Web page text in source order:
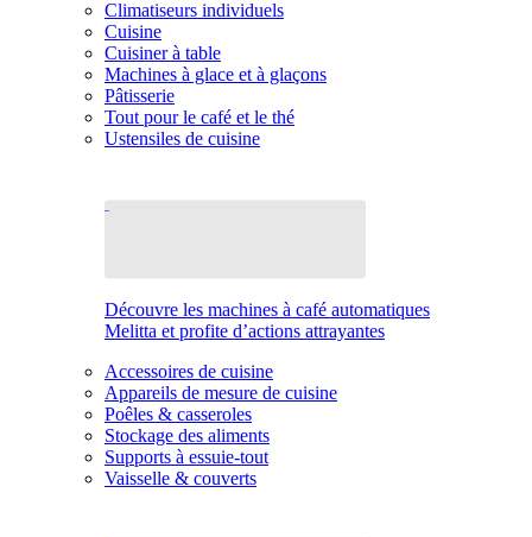
Climatiseurs individuels
Cuisine
Cuisiner à table
Machines à glace et à glaçons
Pâtisserie
Tout pour le café et le thé
Ustensiles de cuisine
Découvre les machines à café automatiques
Melitta et profite d’actions attrayantes
Accessoires de cuisine
Appareils de mesure de cuisine
Poêles & casseroles
Stockage des aliments
Supports à essuie-tout
Vaisselle & couverts